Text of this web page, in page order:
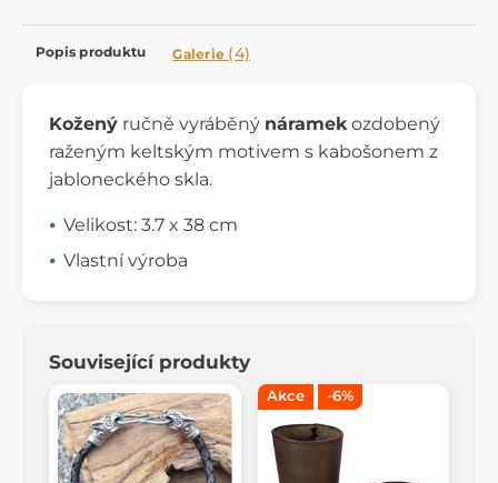
Popis produktu Galerie (4)
Kožený ručně vyráběný náramekozdobený
raženým keltským motivem s kabošonem z
jabloneckého skla.
Velikost: 3.7 x 38 cm
Vlastní výroba
Související produkty
Akce -6%